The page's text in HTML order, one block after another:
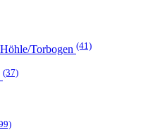
Höhle/Torbogen (41)
(37)